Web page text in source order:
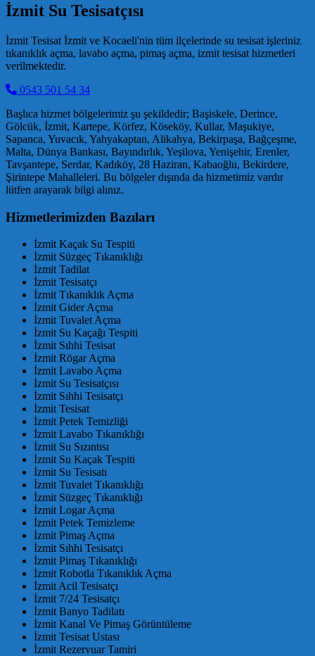
İzmit Su Tesisatçısı
İzmit Tesisat İzmit ve Kocaeli'nin tüm ilçelerinde su tesisat işleriniz
tıkanıklık açma, lavabo açma, pimaş açma, izmit tesisat hizmetleri
verilmektedir.
0543 501 54 34
Başlıca hizmet bölgelerimiz şu şekildedir; Başiskele, Derince,
Gölcük, İzmit, Kartepe, Körfez, Köseköy, Kullar, Maşukiye,
Sapanca, Yuvacık, Yahyakaptan, Alikahya, Bekirpaşa, Bağçeşme,
Malta, Dünya Bankası, Bayındırlık, Yeşilova, Yenişehir, Erenler,
Tavşantepe, Serdar, Kadıköy, 28 Haziran, Kabaoğlu, Bekirdere,
Şirintepe Mahalleleri. Bu bölgeler dışında da hizmetimiz vardır
lütfen arayarak bilgi alınız.
Hizmetlerimizden Bazıları
İzmit Kaçak Su Tespiti
İzmit Süzgeç Tıkanıklığı
İzmit Tadilat
İzmit Tesisatçı
İzmit Tıkanıklık Açma
İzmit Gider Açma
İzmit Tuvalet Açma
İzmit Su Kaçağı Tespiti
İzmit Sıhhi Tesisat
İzmit Rögar Açma
İzmit Lavabo Açma
İzmit Su Tesisatçısı
İzmit Sıhhi Tesisatçı
İzmit Tesisat
İzmit Petek Temizliği
İzmit Lavabo Tıkanıklığı
İzmit Su Sızıntısı
İzmit Su Kaçak Tespiti
İzmit Su Tesisatı
İzmit Tuvalet Tıkanıklığı
İzmit Süzgeç Tıkanıklığı
İzmit Logar Açma
İzmit Petek Temizleme
İzmit Pimaş Açma
İzmit Sıhhi Tesisatçı
İzmit Pimaş Tıkanıklığı
İzmit Robotla Tıkanıklık Açma
İzmit Acil Tesisatçı
İzmit 7/24 Tesisatçı
İzmit Banyo Tadilatı
İzmit Kanal Ve Pimaş Görüntüleme
İzmit Tesisat Ustası
İzmit Rezervuar Tamiri